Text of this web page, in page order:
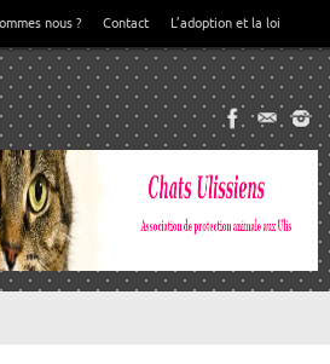
nous ? Contact L’adoption et la loi